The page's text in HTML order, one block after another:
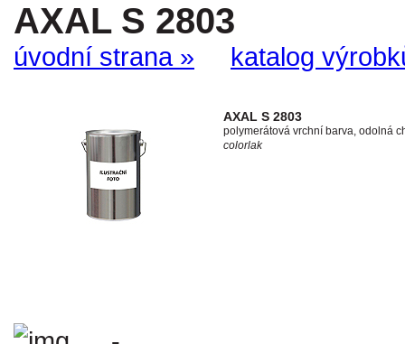
AXAL S 2803
úvodní strana » katalog
AXAL S 2803
polymerátová vrchní barva, odolná
colorlak